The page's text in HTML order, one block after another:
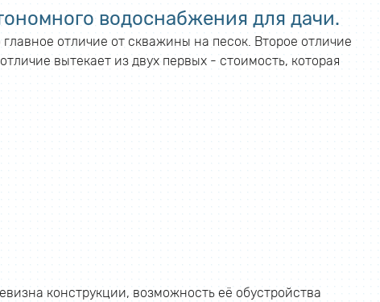
водоснабжения для дачи.
отличие от скважины на песок. Второе отличие
вытекает из двух первых - стоимость, которая
конструкции, возможность её обустройства